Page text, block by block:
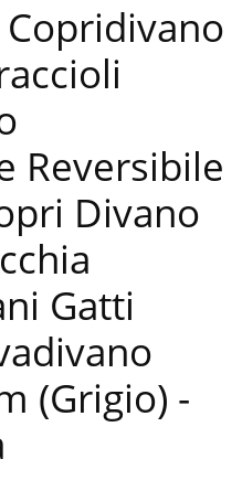
Reversibile
Divano
Gatti
(Grigio) -